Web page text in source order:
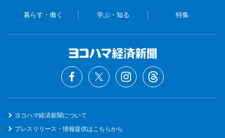
暮らす・働く 学ぶ・知る 特集
ヨコハマ経済新聞について
プレスリリース・情報提供はこちらから